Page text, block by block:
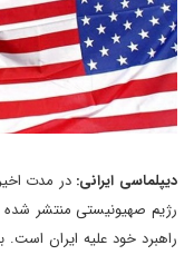
دیپلماسی ایرانی: در مدت
رژیم صهیونیستی منتشر
راهبرد خود علیه ایران